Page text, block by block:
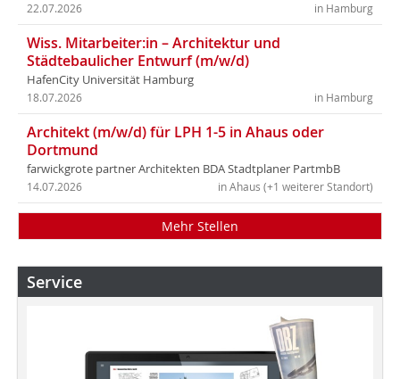
in Hamburg
22.07.2026
Wiss. Mitarbeiter:in – Architektur und
Städtebaulicher Entwurf (m/w/d)
HafenCity Universität Hamburg
in Hamburg
18.07.2026
Architekt (m/w/d) für LPH 1-5 in Ahaus oder
Dortmund
farwickgrote partner Architekten BDA Stadtplaner PartmbB
in Ahaus (+1 weiterer Standort)
14.07.2026
Mehr Stellen
Service